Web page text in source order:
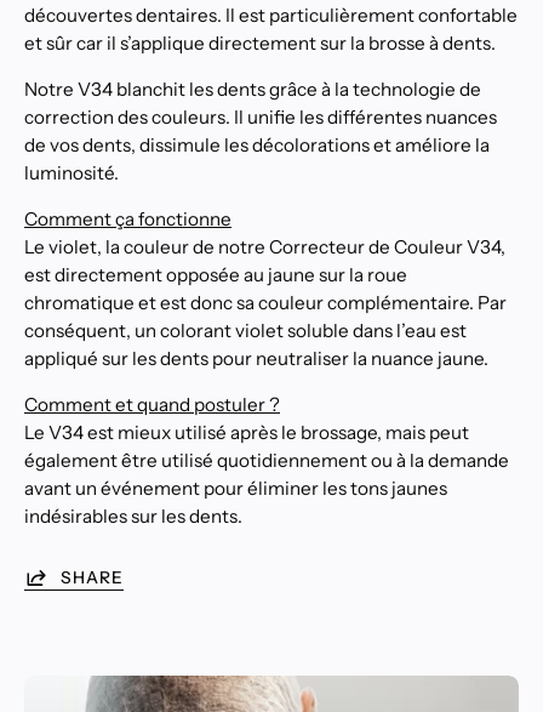
découvertes dentaires. Il est particulièrement confortable
et sûr car il s’applique directement sur la brosse à dents.
Notre V34 blanchit les dents grâce à la technologie de
correction des couleurs. Il unifie les différentes nuances
de vos dents, dissimule les décolorations et améliore la
luminosité.
Comment ça fonctionne
Le violet, la couleur de notre Correcteur de Couleur V34,
est directement opposée au jaune sur la roue
chromatique et est donc sa couleur complémentaire. Par
conséquent, un colorant violet soluble dans l’eau est
appliqué sur les dents pour neutraliser la nuance jaune.
Comment et quand postuler ?
Le V34 est mieux utilisé après le brossage, mais peut
également être utilisé quotidiennement ou à la demande
avant un événement pour éliminer les tons jaunes
indésirables sur les dents.
SHARE